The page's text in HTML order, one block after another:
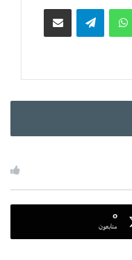
واتساب
0
متابعون